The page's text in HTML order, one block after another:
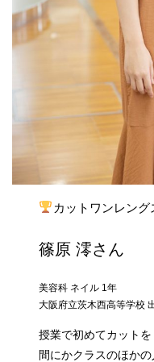
カットワンレング
篠原 澪さん
美容科 ネイル 1年
大阪府立茨木西高等学校
授業で初めてカット
間にかクラスのほか